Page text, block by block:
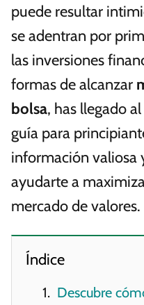
puede resultar
se adentran por
las inversiones
formas de alcanzar
bolsa, has llegado
guía para
información valiosa
ayudarte a
mercado de valores.
Índice
Descubre